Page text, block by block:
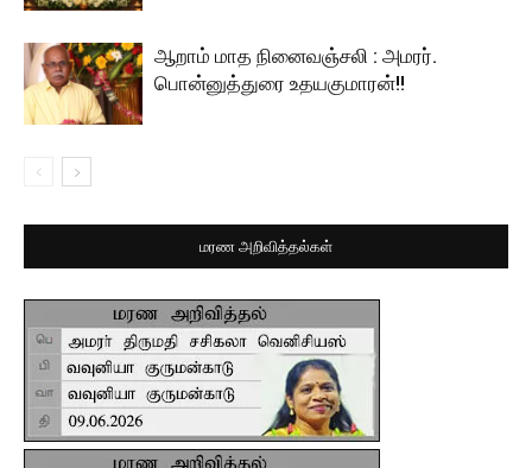
ஆறாம் மாத நினைவஞ்சலி : அமரர்.
பொன்னுத்துரை உதயகுமாரன்!!
மரண அறிவித்தல்கள்